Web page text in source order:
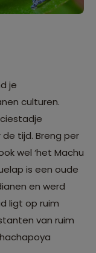
je
culturen.
tijd. Breng per
wel ‘het Machu
is een oude
en werd
ligt op ruim
van ruim